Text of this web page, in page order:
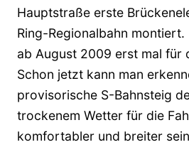
Hauptstraße erste
Ring-Regionalbahn
ab August 2009 erst mal für
Schon jetzt kann man
provisorische S-Bahnsteig
trockenem Wetter für die
komfortabler und breiter